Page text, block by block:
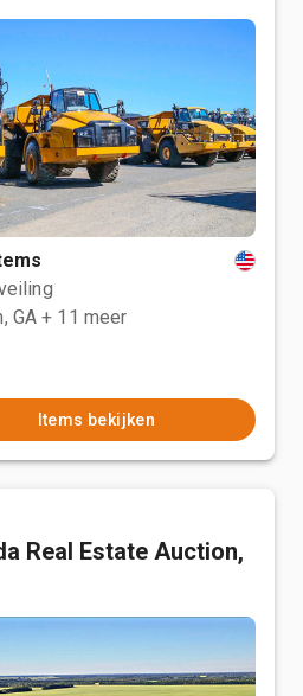
GA + 11 meer
Items bekijken
Real Estate Auction,